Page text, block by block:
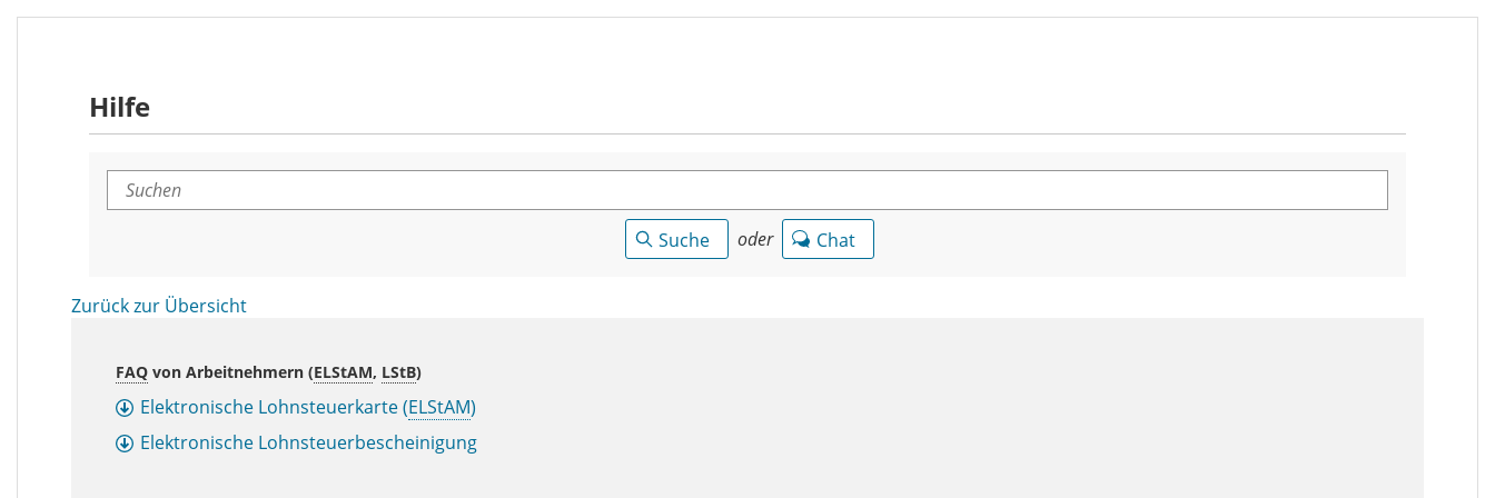
Hilfe
Suchen
Suche oder Chat
Zurück zur Übersicht
FAQvon Arbeitnehmern (ELStAM, LStB)
Elektronische Lohnsteuerkarte (ELStAM)
Elektronische Lohnsteuerbescheinigung